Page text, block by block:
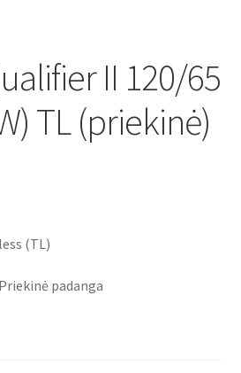
II 120/65
TL (priekinė)
(TL)
Priekinė padanga